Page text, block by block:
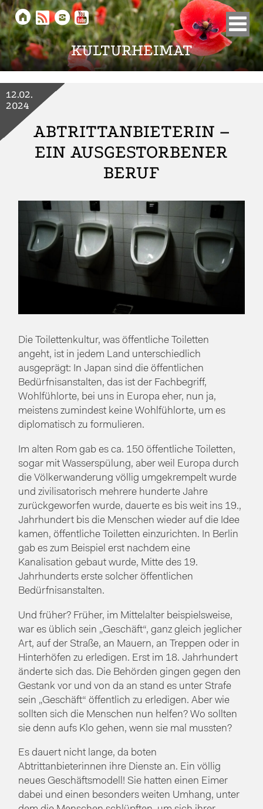
KULTURHEIMAT
    
ABTRITTANBIETERIN –
EIN AUSGESTORBENER
BERUF
12.02.
2024
Die Toilettenkultur, was öffentliche Toiletten
angeht, ist in jedem Land unterschiedlich
ausgeprägt: In Japan sind die öffentlichen
Bedürfnisanstalten, das ist der Fachbegriff,
Wohlfühlorte, bei uns in Europa eher, nun ja,
meistens zumindest keine Wohlfühlorte, um es
diplomatisch zu formulieren.
Im alten Rom gab es ca. 150 öffentliche Toiletten,
sogar mit Wasserspülung, aber weil Europa durch
die Völkerwanderung völlig umgekrempelt wurde
und zivilisatorisch mehrere hunderte Jahre
zurückgeworfen wurde, dauerte es bis weit ins 19.,
Jahrhundert bis die Menschen wieder auf die Idee
kamen, öffentliche Toiletten einzurichten. In Berlin
gab es zum Beispiel erst nachdem eine
Kanalisation gebaut wurde, Mitte des 19.
Jahrhunderts erste solcher öffentlichen
Bedürfnisanstalten.
Und früher? Früher, im Mittelalter beispielsweise,
war es üblich sein „Geschäft“, ganz gleich jeglicher
Art, auf der Straße, an Mauern, an Treppen oder in
Hinterhöfen zu erledigen. Erst im 18. Jahrhundert
änderte sich das. Die Behörden gingen gegen den
Gestank vor und von da an stand es unter Strafe
sein „Geschäft“ öffentlich zu erledigen. Aber wie
sollten sich die Menschen nun helfen? Wo sollten
sie denn aufs Klo gehen, wenn sie mal mussten?
Es dauert nicht lange, da boten
Abtrittanbieterinnen ihre Dienste an. Ein völlig
neues Geschäftsmodell! Sie hatten einen Eimer
dabei und einen besonders weiten Umhang, unter